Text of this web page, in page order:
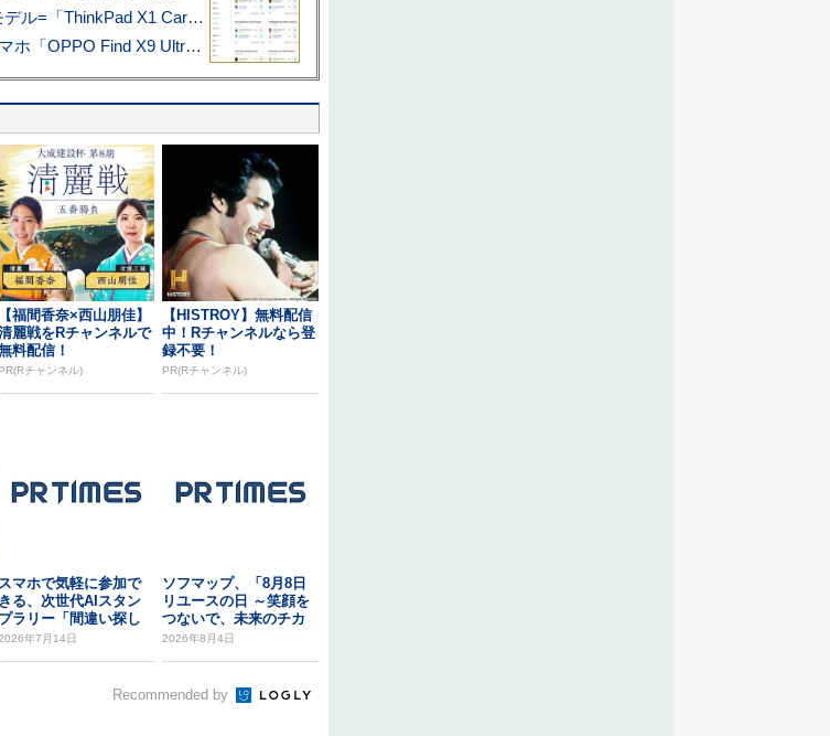
あこがれの旗艦モバイルノートPC最新モデル=「ThinkPad X1 Carbon Gen 14 Aura Edition」実機レビュー
ハッセルブラッド搭載の頂上カメラ・スマホ「OPPO Find X9 Ultra」実写レビュー=プロが本気で徹底撮影しました!!
【福間香奈×西山朋佳】
麗戦をRチャンネルで
料配信！
PR(Rチャンネル)
【HISTROY】無料配信
中！Rチャンネルなら登
録不要！
PR(Rチャンネル)
スマホで気軽に参加で
きる、次世代AIスタン
プラリー「間違い探し
リー ～グッド＆...
年7月14日
ソフマップ、「8月8日
リユースの日 ～笑顔を
つないで、未来のチカ
ラに。～」へ初出...
2026年8月4日
Recommended by